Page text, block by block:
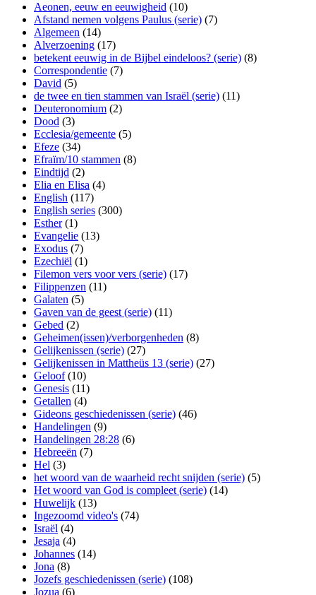
Aeonen, eeuw en eeuwigheid (10)
Afstand nemen volgens Paulus (serie) (7)
Algemeen (14)
Alverzoening (17)
betekent eeuwig in de Bijbel eindeloos? (serie) (8)
Correspondentie (7)
David (5)
de twee en tien stammen van Israël (serie) (11)
Deuteronomium (2)
Dood (3)
Ecclesia/gemeente (5)
Efeze (34)
Efraïm/10 stammen (8)
Eindtijd (2)
Elia en Elisa (4)
English (117)
English series (300)
Esther(1)
Evangelie (13)
Exodus (7)
Ezechiël (1)
Filemon vers voor vers (serie) (17)
Filippenzen (11)
Galaten (5)
Gaven van de geest (serie) (11)
Gebed (2)
Geheimen(issen)/verborgenheden (8)
Gelijkenissen (serie) (27)
Gelijkenissen in Mattheüs 13 (serie) (27)
Geloof(10)
Genesis (11)
Getallen (4)
Gideons geschiedenissen (serie) (46)
Handelingen (9)
Handelingen 28:28 (6)
Hebreeën (7)
Hel (3)
het woord van de waarheid recht snijden (serie) (5)
Het woord van God is compleet (serie) (14)
Huwelijk (13)
Ingezoomd video's (74)
Israël (4)
Jesaja (4)
Johannes (14)
Jona (8)
Jozefs geschiedenissen (serie) (108)
Jozua (6)